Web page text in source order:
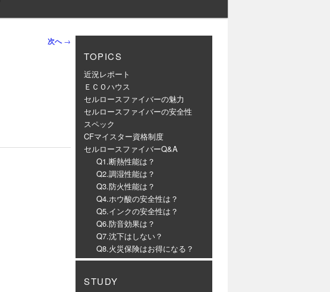
次へ→
TOPICS
近況レポート
ＥＣＯハウス
セルロースファイバーの魅力
セルロースファイバーの安全性
スペック
CFマイスター資格制度
セルロースファイバーQ&A
Q1.断熱性能は？
Q2.調湿性能は？
Q3.防火性能は？
Q4.ホウ酸の安全性は？
Q5.インクの安全性は？
Q6.防音効果は？
Q7.沈下はしない？
Q8.火災保険はお得になる？
STUDY